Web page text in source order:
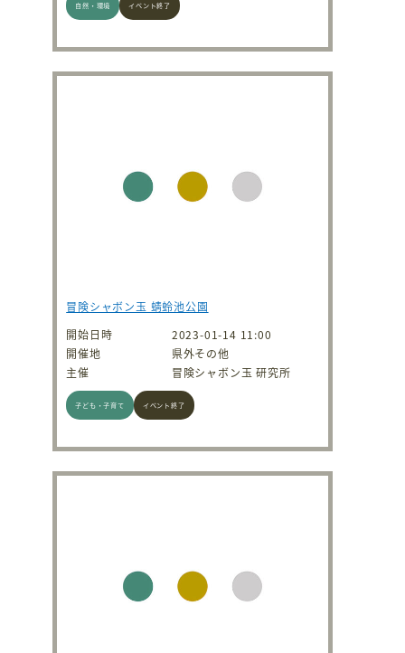
自然・環境 イベント終了
冒険シャボン玉 蜻蛉池公園
開始日時
2023-01-14 11:00
開催地
県外その他
主催
冒険シャボン玉 研究所
子ども・子育て イベント終了